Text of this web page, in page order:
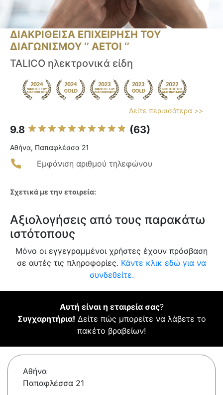
ΔΙΑΚΡΙΘΕΙΣΑ ΕΠΙΧΕΙΡΗΣΗ ΤΟΥ
ΔΙΑΓΩΝΙΣΜΟΥ ‘’ ΑΕΤΟΙ ‘’
TALICO ηλεκτρονικά είδη
Δείτε περισσότερα >>
9.8 (63)
Αθήνα, Παπαφλέσσα 21
Εμφάνιση αριθμού τηλεφώνου
Σχετικά με την εταιρεία:
Αξιολογήσεις από τους παρακάτω
ιστότοπους
Μόνο οι εγγεγραμμένοι χρήστες έχουν πρόσβαση
σε αυτές τις πληροφορίες. Κάντε κλικ εδώ για να
συνδεθείτε.
Αυτή είναι η εταιρεία σας?
Συγχαρητήρια! Δείτε πώς μπορείτε να λάβετε το
πακέτο βραβείων!
Αθήνα
Παπαφλέσσα 21